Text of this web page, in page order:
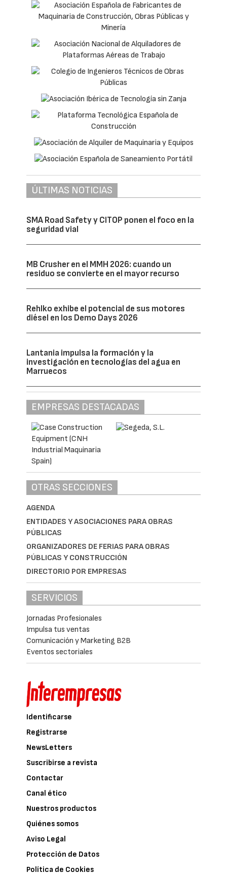
ÚLTIMAS NOTICIAS
SMA Road Safety y CITOP ponen el foco en la
seguridad vial
MB Crusher en el MMH 2026: cuando un
residuo se convierte en el mayor recurso
Rehlko exhibe el potencial de sus motores
diésel en los Demo Days 2026
Lantania impulsa la formación y la
investigación en tecnologías del agua en
Marruecos
EMPRESAS DESTACADAS
OTRAS SECCIONES
AGENDA
ENTIDADES Y ASOCIACIONES PARA OBRAS
PÚBLICAS
ORGANIZADORES DE FERIAS PARA OBRAS
PÚBLICAS Y CONSTRUCCIÓN
DIRECTORIO POR EMPRESAS
SERVICIOS
Jornadas Profesionales
Impulsa tus ventas
Comunicación y Marketing B2B
Eventos sectoriales
Identificarse
Registrarse
NewsLetters
Suscribirse a revista
Contactar
Canal ético
Nuestros productos
Quiénes somos
Aviso Legal
Protección de Datos
Política de Cookies